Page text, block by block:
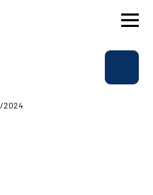
2024